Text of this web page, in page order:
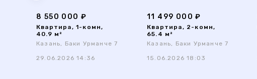
8 550 000 ₽
Квартира, 1-комн,
40.9 м²
Казань, Баки Урманче 7
29.06.2026 14:36
11 499 000 ₽
Квартира, 2-комн,
65.4 м²
Казань, Баки Урманче 7
15.06.2026 18:03